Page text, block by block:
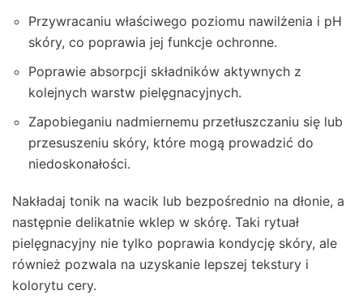
Przywracaniu właściwego poziomu nawilżenia i pH
skóry, co poprawia jej funkcje ochronne.
Poprawie absorpcji składników aktywnych z
kolejnych warstw pielęgnacyjnych.
Zapobieganiu nadmiernemu przetłuszczaniu się lub
przesuszeniu skóry, które mogą prowadzić do
niedoskonałości.
Nakładaj tonik na wacik lub bezpośrednio na dłonie, a
następnie delikatnie wklep w skórę. Taki rytuał
pielęgnacyjny nie tylko poprawia kondycję skóry, ale
również pozwala na uzyskanie lepszej tekstury i
kolorytu cery.